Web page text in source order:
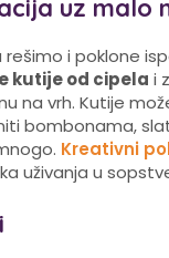
uz malo
i poklone
kutije od cipela i
na vrh. Kutije
bombonama,
Kreativni
uživanja u